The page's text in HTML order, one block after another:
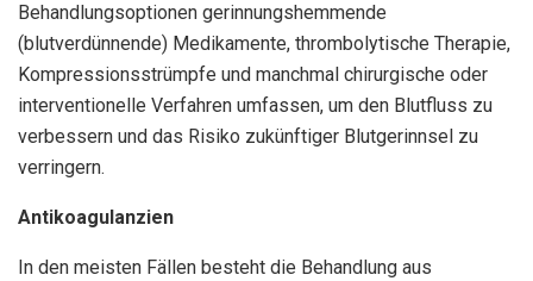
Behandlungsoptionen gerinnungshemmende
(blutverdünnende) Medikamente, thrombolytische Therapie,
Kompressionsstrümpfe und manchmal chirurgische oder
interventionelle Verfahren umfassen, um den Blutfluss zu
verbessern und das Risiko zukünftiger Blutgerinnsel zu
verringern.
Antikoagulanzien
In den meisten Fällen besteht die Behandlung aus